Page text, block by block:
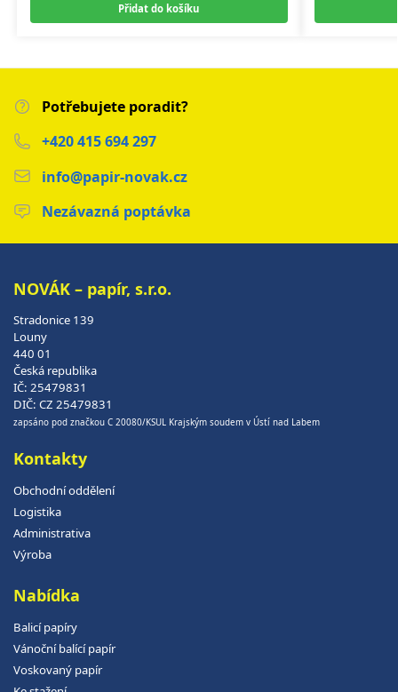
Přidat do košíku
Potřebujete poradit?
+420 415 694 297
info@papir-novak.cz
Nezávazná poptávka
NOVÁK – papír, s.r.o.
Stradonice 139
Louny
440 01
Česká republika
IČ: 25479831
DIČ: CZ 25479831
zapsáno pod značkou C 20080/KSUL Krajským soudem v Ústí nad Labem
Kontakty
Obchodní oddělení
Logistika
Administrativa
Výroba
Nabídka
Balicí papíry
Vánoční balící papír
Voskovaný papír